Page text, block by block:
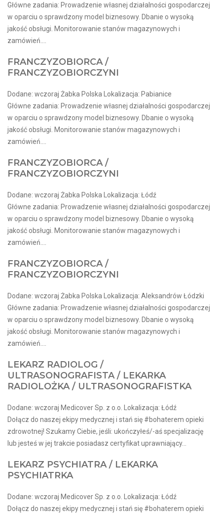
Główne zadania: Prowadzenie własnej działalności gospodarczej
w oparciu o sprawdzony model biznesowy. Dbanie o wysoką
jakość obsługi. Monitorowanie stanów magazynowych i
zamówień....
FRANCZYZOBIORCA /
FRANCZYZOBIORCZYNI
Dodane: wczoraj Żabka Polska Lokalizacja: Pabianice
Główne zadania: Prowadzenie własnej działalności gospodarczej
w oparciu o sprawdzony model biznesowy. Dbanie o wysoką
jakość obsługi. Monitorowanie stanów magazynowych i
zamówień....
FRANCZYZOBIORCA /
FRANCZYZOBIORCZYNI
Dodane: wczoraj Żabka Polska Lokalizacja: Łódź
Główne zadania: Prowadzenie własnej działalności gospodarczej
w oparciu o sprawdzony model biznesowy. Dbanie o wysoką
jakość obsługi. Monitorowanie stanów magazynowych i
zamówień....
FRANCZYZOBIORCA /
FRANCZYZOBIORCZYNI
Dodane: wczoraj Żabka Polska Lokalizacja: Aleksandrów Łódzki
Główne zadania: Prowadzenie własnej działalności gospodarczej
w oparciu o sprawdzony model biznesowy. Dbanie o wysoką
jakość obsługi. Monitorowanie stanów magazynowych i
zamówień....
LEKARZ RADIOLOG /
ULTRASONOGRAFISTA / LEKARKA
RADIOLOŻKA / ULTRASONOGRAFISTKA
Dodane: wczoraj Medicover Sp. z o.o. Lokalizacja: Łódź
Dołącz do naszej ekipy medycznej i stań się #bohaterem opieki
zdrowotnej! Szukamy Ciebie, jeśli​: ukończyłeś/-aś specjalizację
lub jesteś w jej trakcie posiadasz certyfikat uprawniający...
LEKARZ PSYCHIATRA / LEKARKA
PSYCHIATRKA
Dodane: wczoraj Medicover Sp. z o.o. Lokalizacja: Łódź
Dołącz do naszej ekipy medycznej i stań się #bohaterem opieki